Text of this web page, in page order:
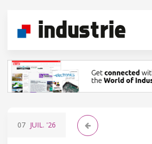
07 JUIL. '26